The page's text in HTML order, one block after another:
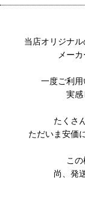
当店オリジナ
メー
一度ご利
実感
たくさ
ただいま安価
こ
尚、発